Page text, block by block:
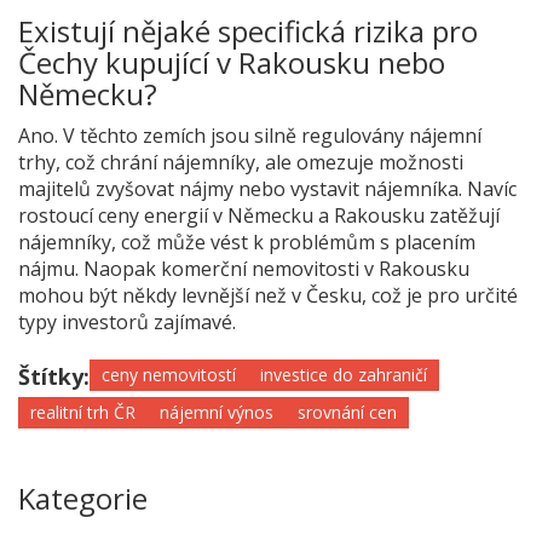
Existují nějaké specifická rizika pro
Čechy kupující v Rakousku nebo
Německu?
Ano. V těchto zemích jsou silně regulovány nájemní
trhy, což chrání nájemníky, ale omezuje možnosti
majitelů zvyšovat nájmy nebo vystavit nájemníka. Navíc
rostoucí ceny energií v Německu a Rakousku zatěžují
nájemníky, což může vést k problémům s placením
nájmu. Naopak komerční nemovitosti v Rakousku
mohou být někdy levnější než v Česku, což je pro určité
typy investorů zajímavé.
Štítky: ceny nemovitostí
investice do zahraničí
realitní trh ČR
nájemní výnos srovnání cen
Kategorie